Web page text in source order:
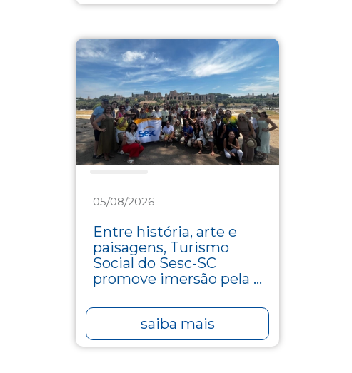
05/08/2026
Entre história, arte e
paisagens, Turismo
Social do Sesc-SC
promove imersão pela ...
saiba mais